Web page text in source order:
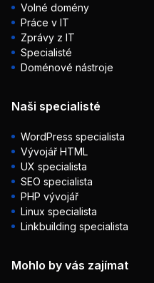
Volné domény
Práce v IT
Zprávy z IT
Specialisté
Doménové nástroje
Naši specialisté
WordPress specialista
Vývojář HTML
UX specialista
SEO specialista
PHP vývojář
Linux specialista
Linkbuilding specialista
Mohlo by vás zajímat